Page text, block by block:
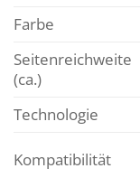
Farbe
Seitenreichweite
(ca.)
Technologie
Kompatibilität